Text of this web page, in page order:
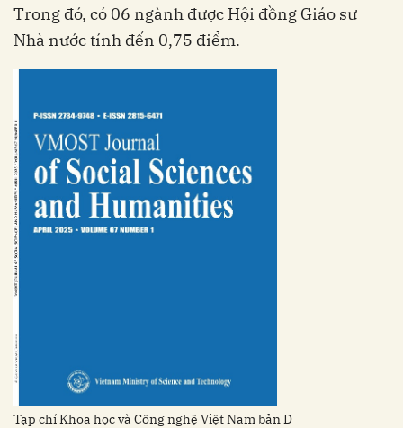
Trong đó, có 06 ngành được Hội đồng Giáo sư
Nhà nước tính đến 0,75 điểm.
Tạp chí Khoa học và Công nghệ Việt Nam bản D